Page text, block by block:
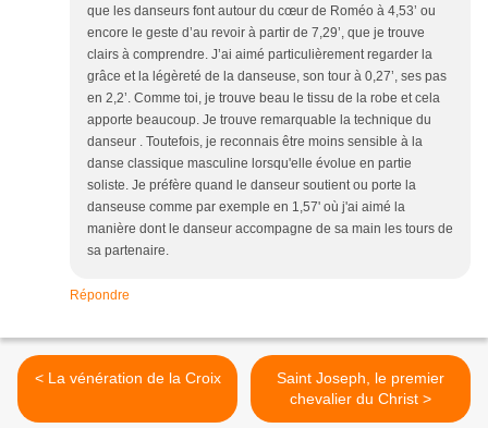
que les danseurs font autour du cœur de Roméo à 4,53’ ou
encore le geste d’au revoir à partir de 7,29’, que je trouve
clairs à comprendre. J’ai aimé particulièrement regarder la
grâce et la légèreté de la danseuse, son tour à 0,27’, ses pas
en 2,2’. Comme toi, je trouve beau le tissu de la robe et cela
apporte beaucoup. Je trouve remarquable la technique du
danseur . Toutefois, je reconnais être moins sensible à la
danse classique masculine lorsqu'elle évolue en partie
soliste. Je préfère quand le danseur soutient ou porte la
danseuse comme par exemple en 1,57' où j'ai aimé la
manière dont le danseur accompagne de sa main les tours de
sa partenaire.
Répondre
< La vénération de la Croix
Saint Joseph, le premier
chevalier du Christ >